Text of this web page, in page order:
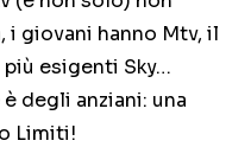
i giovani hanno Mtv, il
esigenti Sky…
degli anziani: una
Limiti!